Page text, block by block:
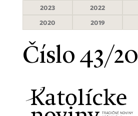
2023
2022
2020
2019
Číslo 43/